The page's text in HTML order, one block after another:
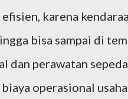
karena
bisa sampai di
dan perawatan
operasional